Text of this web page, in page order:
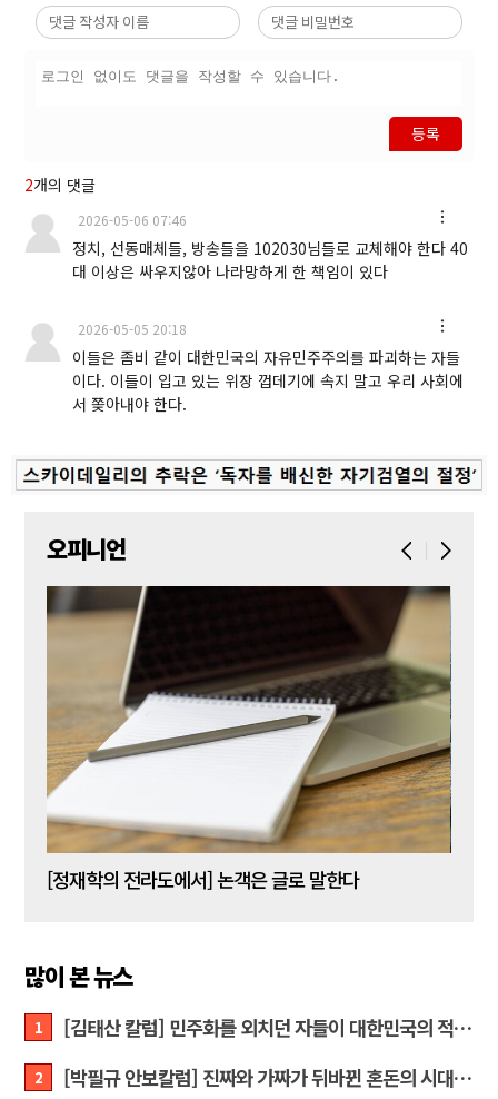
등록
2개의 댓글
2026-05-06 07:46
정치, 선동매체들, 방송들을 102030님들로 교체해야 한다 40
대 이상은 싸우지않아 나라망하게 한 책임이 있다
2026-05-05 20:18
이들은 좀비 같이 대한민국의 자유민주주의를 파괴하는 자들
이다. 이들이 입고 있는 위장 껍데기에 속지 말고 우리 사회에
서 쫒아내야 한다.
오피니언
[정재학의 전라도에서] 논객은 글로 말한다
많이 본 뉴스
1 [김태산 칼럼] 민주화를 외치던 자들이 대한민국의 적이고 간첩이었다
2 [박필규 안보칼럼] 진짜와 가짜가 뒤바뀐 혼돈의 시대, 안보 파탄은 막아야